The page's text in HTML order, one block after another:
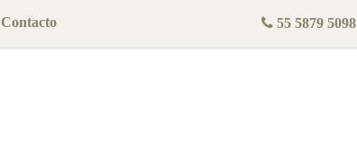
Contacto 55 5879 5098